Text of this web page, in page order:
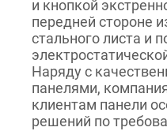
и кнопкой
передней стороне
стального листа и
Наряду с
панелями,
клиентам панели
решений по